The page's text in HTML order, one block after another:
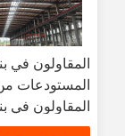
المقاولون في
المستودعات
المقاولون في
الصلب